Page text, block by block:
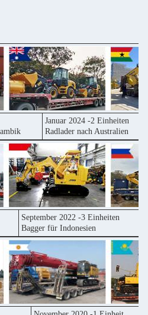
Januar 2024 -2 Einheiten
Radlader nach Australien
September 2022 -3 Einheiten
Bagger für Indonesien